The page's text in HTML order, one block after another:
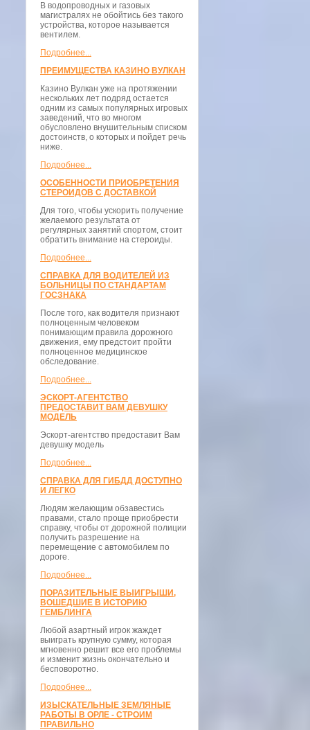
В водопроводных и газовых
магистралях не обойтись без такого
устройства, которое называется
вентилем.
Подробнее...
ПРЕИМУЩЕСТВА КАЗИНО ВУЛКАН
Казино Вулкан уже на протяжении
нескольких лет подряд остается
одним из самых популярных игровых
заведений, что во многом
обусловлено внушительным списком
достоинств, о которых и пойдет речь
ниже.
Подробнее...
ОСОБЕННОСТИ ПРИОБРЕТЕНИЯ
СТЕРОИДОВ С ДОСТАВКОЙ
Для того, чтобы ускорить получение
желаемого результата от
регулярных занятий спортом, стоит
обратить внимание на стероиды.
Подробнее...
СПРАВКА ДЛЯ ВОДИТЕЛЕЙ ИЗ
БОЛЬНИЦЫ ПО СТАНДАРТАМ
ГОСЗНАКА
После того, как водителя признают
полноценным человеком
понимающим правила дорожного
движения, ему предстоит пройти
полноценное медицинское
обследование.
Подробнее...
ЭСКОРТ-АГЕНТСТВО
ПРЕДОСТАВИТ ВАМ ДЕВУШКУ
МОДЕЛЬ
Эскорт-агентство предоставит Вам
девушку модель
Подробнее...
СПРАВКА ДЛЯ ГИБДД ДОСТУПНО
И ЛЕГКО
Людям желающим обзавестись
правами, стало проще приобрести
справку, чтобы от дорожной полиции
получить разрешение на
перемещение с автомобилем по
дороге.
Подробнее...
ПОРАЗИТЕЛЬНЫЕ ВЫИГРЫШИ,
ВОШЕДШИЕ В ИСТОРИЮ
ГЕМБЛИНГА
Любой азартный игрок жаждет
выиграть крупную сумму, которая
мгновенно решит все его проблемы
и изменит жизнь окончательно и
бесповоротно.
Подробнее...
ИЗЫСКАТЕЛЬНЫЕ ЗЕМЛЯНЫЕ
РАБОТЫ В ОРЛЕ - СТРОИМ
ПРАВИЛЬНО